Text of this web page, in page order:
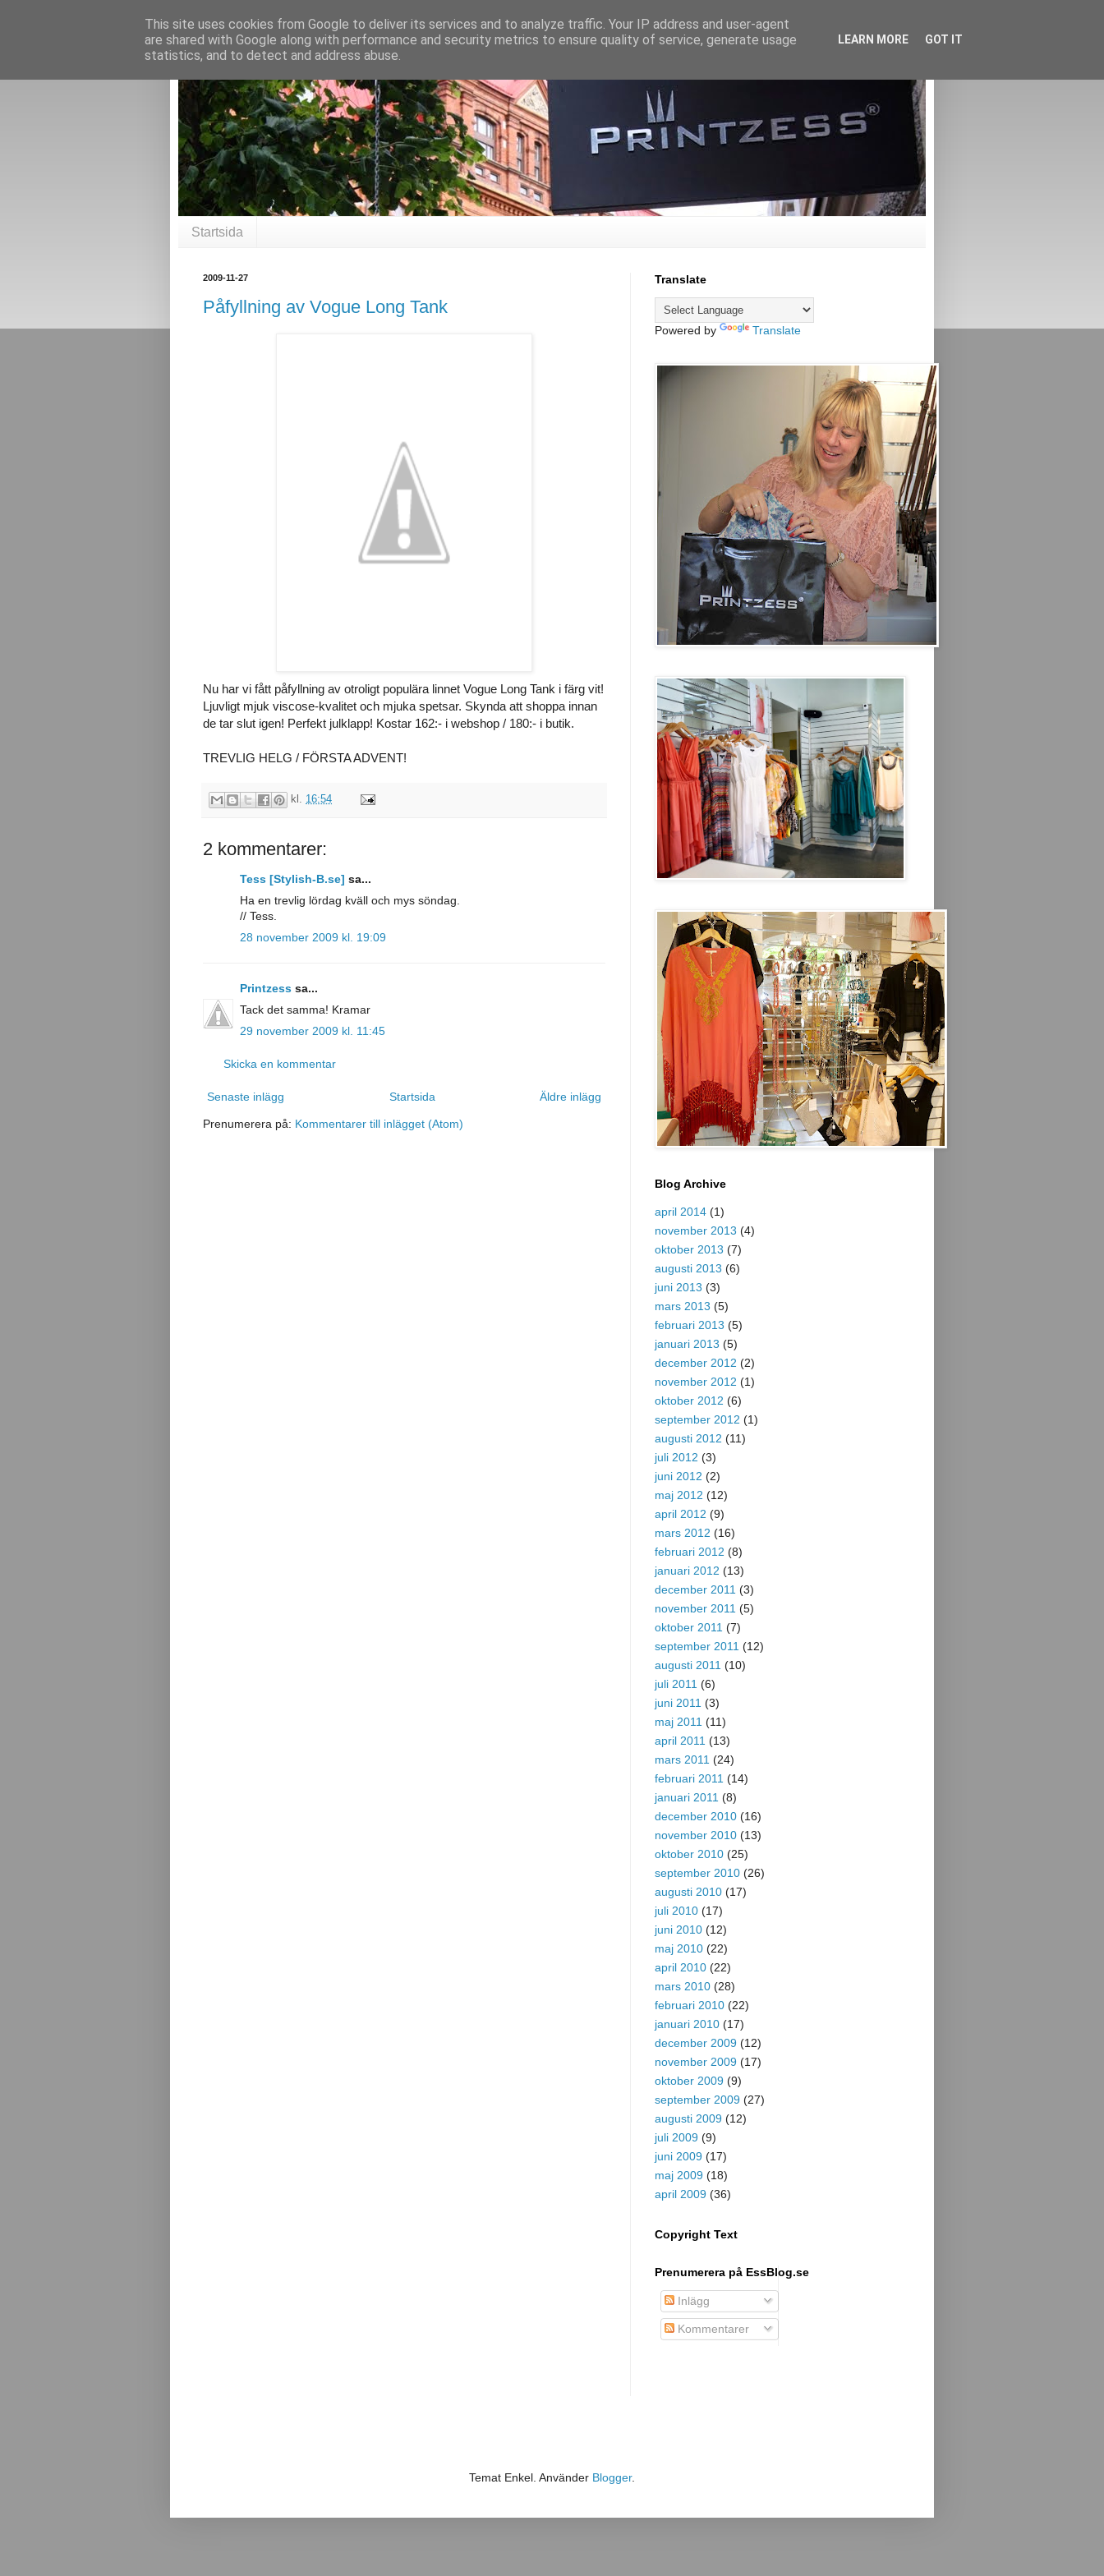
Startsida
2009-11-27
Påfyllning av Vogue Long Tank
Nu har vi fått påfyllning av otroligt populära linnet Vogue Long Tank i färg vit!
Ljuvligt mjuk viscose-kvalitet och mjuka spetsar. Skynda att shoppa innan
de tar slut igen! Perfekt julklapp! Kostar 162:- i webshop / 180:- i butik.
TREVLIG HELG / FÖRSTA ADVENT!
kl. 16:54
2 kommentarer:
Tess [Stylish-B.se] sa...
Ha en trevlig lördag kväll och mys söndag.
// Tess.
28 november 2009 kl. 19:09
Printzess sa...
Tack det samma! Kramar
29 november 2009 kl. 11:45
Skicka en kommentar
Senaste inlägg Äldre inlägg
Startsida
Prenumerera på: Kommentarer till inlägget (Atom)
Translate
Powered by Translate
Blog Archive
april 2014 (1)
november 2013 (4)
oktober 2013 (7)
augusti 2013 (6)
juni 2013 (3)
mars 2013 (5)
februari 2013 (5)
januari 2013 (5)
december 2012 (2)
november 2012 (1)
oktober 2012 (6)
september 2012 (1)
augusti 2012 (11)
juli 2012 (3)
juni 2012 (2)
maj 2012 (12)
april 2012 (9)
mars 2012 (16)
februari 2012 (8)
januari 2012 (13)
december 2011 (3)
november 2011 (5)
oktober 2011 (7)
september 2011 (12)
augusti 2011 (10)
juli 2011 (6)
juni 2011 (3)
maj 2011 (11)
april 2011 (13)
mars 2011 (24)
februari 2011 (14)
januari 2011 (8)
december 2010 (16)
november 2010 (13)
oktober 2010 (25)
september 2010 (26)
augusti 2010 (17)
juli 2010 (17)
juni 2010 (12)
maj 2010 (22)
april 2010 (22)
mars 2010 (28)
februari 2010 (22)
januari 2010 (17)
december 2009 (12)
november 2009 (17)
oktober 2009 (9)
september 2009 (27)
augusti 2009 (12)
juli 2009 (9)
juni 2009 (17)
maj 2009 (18)
april 2009 (36)
Copyright Text
Prenumerera på EssBlog.se
Inlägg
Kommentarer
Temat Enkel. Använder Blogger.
This site uses cookies from Google to deliver its services and to analyze traffic. Your IP address and user-agent
are shared with Google along with performance and security metrics to ensure quality of service, generate usage
statistics, and to detect and address abuse.
LEARN MORE GOT IT